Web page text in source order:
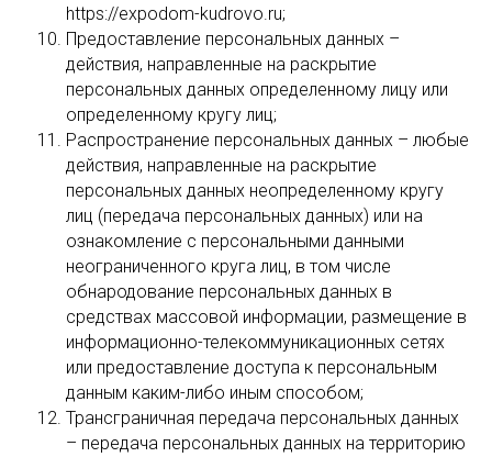
https://expodom-kudrovo.ru;
Предоставление персональных данных –
действия, направленные на раскрытие
персональных данных определенному лицу или
определенному кругу лиц;
Распространение персональных данных – любые
действия, направленные на раскрытие
персональных данных неопределенному кругу
лиц (передача персональных данных) или на
ознакомление с персональными данными
неограниченного круга лиц, в том числе
обнародование персональных данных в
средствах массовой информации, размещение в
информационно-телекоммуникационных сетях
или предоставление доступа к персональным
данным каким-либо иным способом;
Трансграничная передача персональных данных
– передача персональных данных на территорию